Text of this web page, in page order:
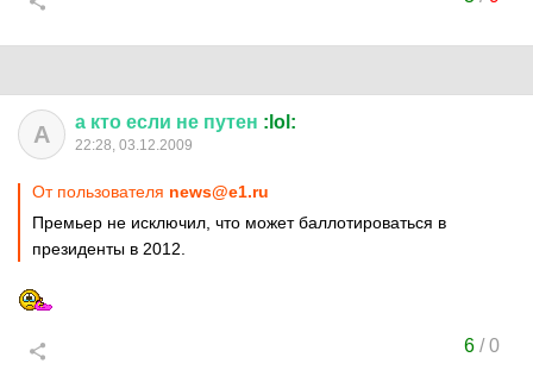
А а кто если не путен :lol:
22:28, 03.12.2009
От пользователя news@e1.ru
Премьер не исключил, что может баллотироваться в
президенты в 2012.
6/0